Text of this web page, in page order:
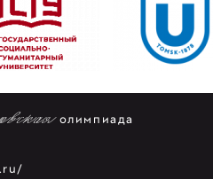
олимпиада